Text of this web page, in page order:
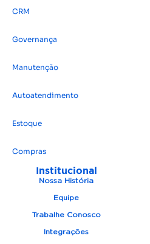
CRM
Governança
Manutenção
Autoatendimento
Estoque
Compras
Institucional
Nossa História
Equipe
Trabalhe Conosco
Integrações